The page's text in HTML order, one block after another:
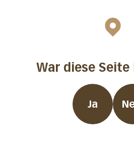
War diese
Ja